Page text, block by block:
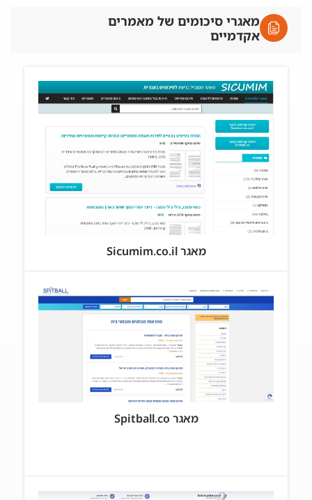
מאגרי סיכומים של מאמרים
אקדמיים
מאגר Sicumim.co.il
מאגר Spitball.co